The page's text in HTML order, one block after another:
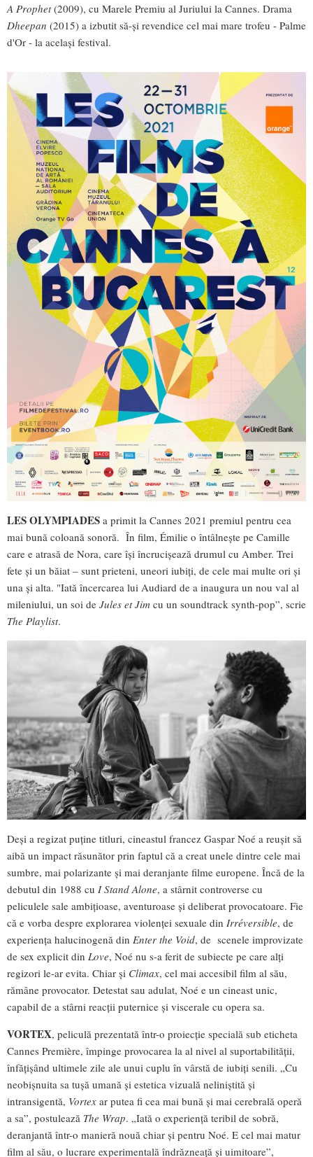
A Prophet(2009), cu Marele Premiu al Juriului la Cannes. Drama
Dheepan (2015) a izbutit să-și revendice cel mai mare trofeu - Palme
d'Or - la același festival.
LES OLYMPIADES a primit la Cannes 2021 premiul pentru cea
mai bună coloană sonoră. În film, Émilie o întâlnește pe Camille
care e atrasă de Nora, care își încrucișează drumul cu Amber. Trei
fete și un băiat – sunt prieteni, uneori iubiți, de cele mai multe ori și
una și alta. "Iată încercarea lui Audiard de a inaugura un nou val al
mileniului, un soi de Jules et Jim cu un soundtrack synth-pop”, scrie
The Playlist.
Deși a regizat puține titluri, cineastul francez Gaspar Noé a reușit să
aibă un impact răsunător prin faptul că a creat unele dintre cele mai
sumbre, mai polarizante și mai deranjante filme europene. Încă de la
debutul din 1988 cu I Stand Alone, a stârnit controverse cu
peliculele sale ambițioase, aventuroase și deliberat provocatoare. Fie
că e vorba despre explorarea violenței sexuale din Irréversible, de
experiența halucinogenă din Enter the Void, de scenele improvizate
de sex explicit din Love, Noé nu s-a ferit de subiecte pe care alți
regizori le-ar evita. Chiar și Climax, cel mai accesibil film al său,
rămâne provocator. Detestat sau adulat, Noé e un cineast unic,
capabil de a stârni reacții puternice și viscerale cu opera sa.
VORTEX, peliculă prezentată într-o proiecție specială sub eticheta
Cannes Première, împinge provocarea la al nivel al suportabilității,
înfățișând ultimele zile ale unui cuplu în vârstă de iubiți senili. „Cu
neobișnuita sa tușă umană și estetica vizuală neliniștită și
intransigentă, Vortex ar putea fi cea mai bună și mai cerebrală operă
a sa”, postulează The Wrap. „Iată o experiență teribil de sobră,
deranjantă într-o manieră nouă chiar și pentru Noé. E cel mai matur
film al său, o lucrare experimentală îndrăzneață și uimitoare”,